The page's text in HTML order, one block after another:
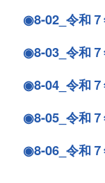
◉8-02_令和
◉8-03_令和
◉8-04_令和７
◉8-05_令和７
◉8-06_令和７